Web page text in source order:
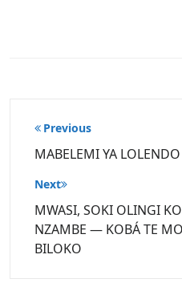
Post
navigation
Previous
MABELEMI YA
Next
MWASI, SOKI OLINGI
NZAMBE — KOBÁ TE
BILOKO